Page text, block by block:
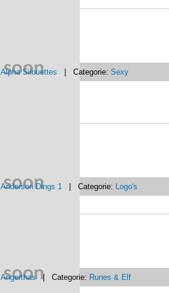
Alpha Silouettes | Categorie: Sexy
Anderson Dings 1 | Categorie: Logo's
Angerthas| Categorie: Runes & Elf